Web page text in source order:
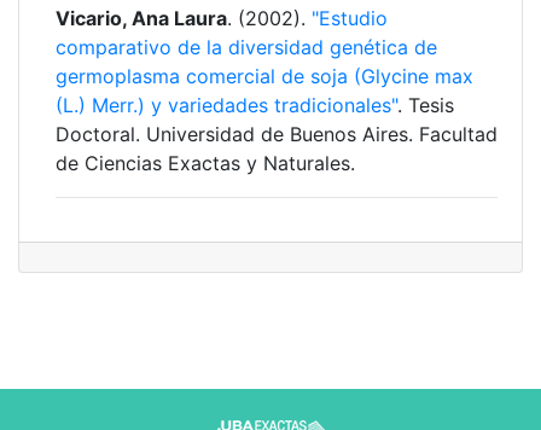
Vicario, Ana Laura. (2002). "Estudio
comparativo de la diversidad genética de
germoplasma comercial de soja (Glycine max
(L.) Merr.) y variedades tradicionales". Tesis
Doctoral. Universidad de Buenos Aires. Facultad
de Ciencias Exactas y Naturales.